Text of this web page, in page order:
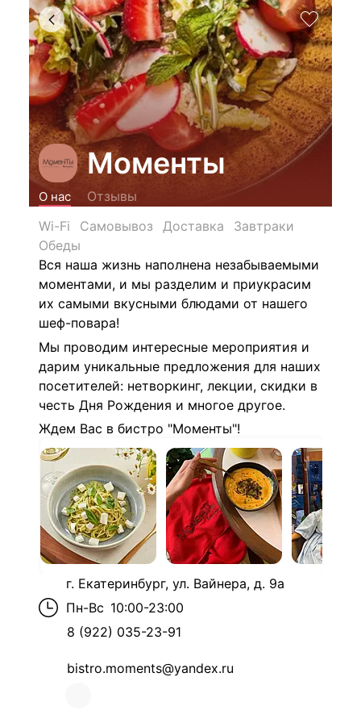
Моменты
О нас
Отзывы
Wi-Fi
Самовывоз Доставка
Завтраки
Обеды
Вся наша жизнь наполнена незабываемыми
моментами, и мы разделим и приукрасим
их самыми вкусными блюдами от нашего
шеф-повара!
Мы проводим интересные мероприятия и
дарим уникальные предложения для наших
посетителей: нетворкинг, лекции, скидки в
честь Дня Рождения и многое другое.
Ждем Вас в бистро "Моменты"!
г. Екатеринбург, ул. Вайнера, д. 9а
Пн-Вс 10:00-23:00
8 (922) 035-23-91
bistro.moments@yandex.ru